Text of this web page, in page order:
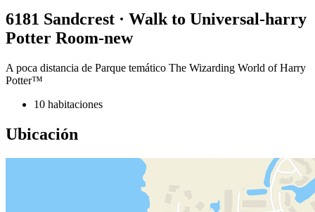
6181 Sandcrest · Walk to Universal-harry
Potter Room-new
A poca distancia de Parque temático The Wizarding World of Harry
Potter™
10 habitaciones
Ubicación